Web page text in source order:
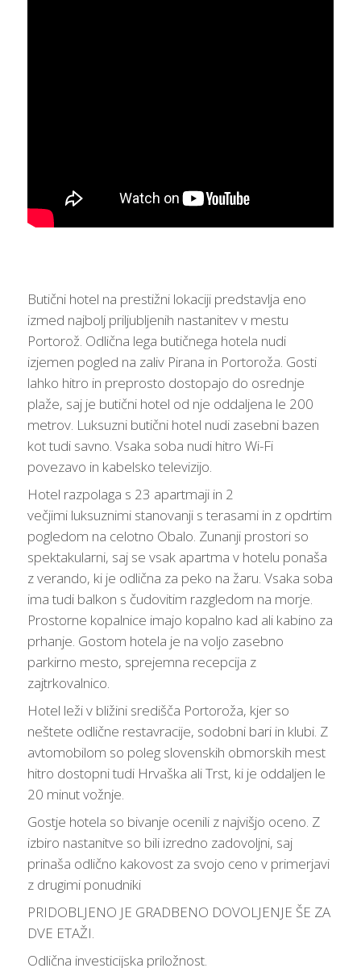
Butični hotel na prestižni lokaciji predstavlja eno
izmed najbolj priljubljenih nastanitev v mestu
Portorož. Odlična lega butičnega hotela nudi
izjemen pogled na zaliv Pirana in Portoroža. Gosti
lahko hitro in preprosto dostopajo do osrednje
plaže, saj je butični hotel od nje oddaljena le 200
metrov. Luksuzni butični hotel nudi zasebni bazen
kot tudi savno. Vsaka soba nudi hitro Wi-Fi
povezavo in kabelsko televizijo.
Hotel razpolaga s 23 apartmaji in 2
večjimi luksuznimi stanovanji s terasami in z opdrtim
pogledom na celotno Obalo. Zunanji prostori so
spektakularni, saj se vsak apartma v hotelu ponaša
z verando, ki je odlična za peko na žaru. Vsaka soba
ima tudi balkon s čudovitim razgledom na morje.
Prostorne kopalnice imajo kopalno kad ali kabino za
prhanje. Gostom hotela je na voljo zasebno
parkirno mesto, sprejemna recepcija z
zajtrkovalnico.
Hotel leži v bližini središča Portoroža, kjer so
neštete odlične restavracije, sodobni bari in klubi. Z
avtomobilom so poleg slovenskih obmorskih mest
hitro dostopni tudi Hrvaška ali Trst, ki je oddaljen le
20 minut vožnje.
Gostje hotela so bivanje ocenili z najvišjo oceno. Z
izbiro nastanitve so bili izredno zadovoljni, saj
prinaša odlično kakovost za svojo ceno v primerjavi
z drugimi ponudniki
PRIDOBLJENO JE GRADBENO DOVOLJENJE ŠE ZA
DVE ETAŽI.
Odlična investicijska priložnost.